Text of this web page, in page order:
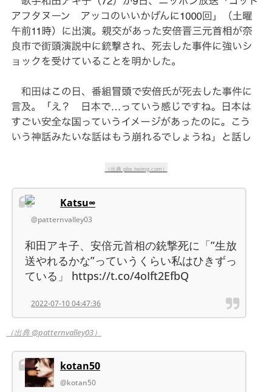
（出典 pbs.twimg.com）
Katsu∞
@patternvalley03
和田アキ子、安倍元首相の銃撃死に「”生放
送やれるかな”っていうくらい私はひきずっ
ている」 https://t.co/4oIft2EfbQ
2022-07-10 04:47:36
（出典 @patternvalley03）
kotan50
@kotan50